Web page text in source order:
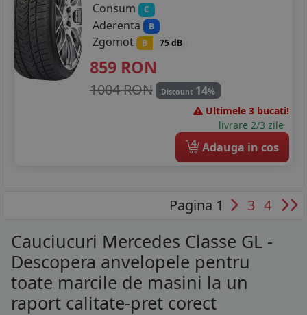
Consum
C
Aderenta B
Zgomot B 75 dB
859 RON
1004 RON Discount 14%
Ultimele 3 bucati!
livrare 2/3 zile
4 Adauga in cos
Pagina 1 3 4
Cauciucuri Mercedes Classe GL -
Descopera anvelopele pentru
toate marcile de masini la un
raport calitate-pret corect